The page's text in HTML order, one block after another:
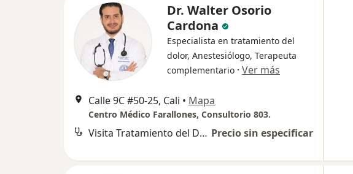
Dr. Walter Osorio
Cardona
Especialista en tratamiento del
dolor, Anestesiólogo, Terapeuta
complementario · Ver más
Calle 9C #50-25, Cali • Mapa
Centro Médico Farallones, Consultorio 803.
Visita Tratamiento del Dolor Precio sin especificar